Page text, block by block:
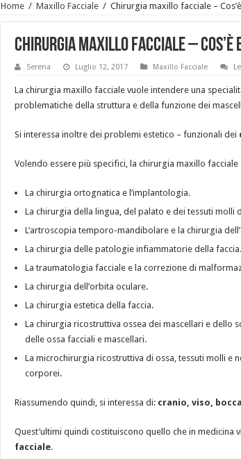
Home / Maxillo Facciale / Chirurgia maxillo facciale –
Chirurgia maxillo facciale – Cos’è
Serena Luglio 12, 2017 Maxillo Facciale
La chirurgia maxillo facciale vuole intendere una
problematiche della struttura e della funzione dei
Si interessa inoltre dei problemi estetico – funzionali dei
Volendo essere più specifici, la chirurgia maxillo
La chirurgia ortognatica e l’implantologia.
La chirurgia della lingua, del palato e dei tessuti molli
L’artroscopia temporo-mandibolare e la chirurgia
La chirurgia delle patologie infiammatorie della faccia.
La traumatologia facciale e la correzione di
La chirurgia dell’orbita oculare.
La chirurgia estetica della faccia.
La chirurgia ricostruttiva ossea dei mascellari e dello
delle ossa facciali e mascellari.
La microchirurgia ricostruttiva di ossa, tessuti molli e
corporei.
Riassumendo quindi, si interessa di: cranio, viso,
Quest’ultimi quindi costituiscono quello che in medicina
facciale.